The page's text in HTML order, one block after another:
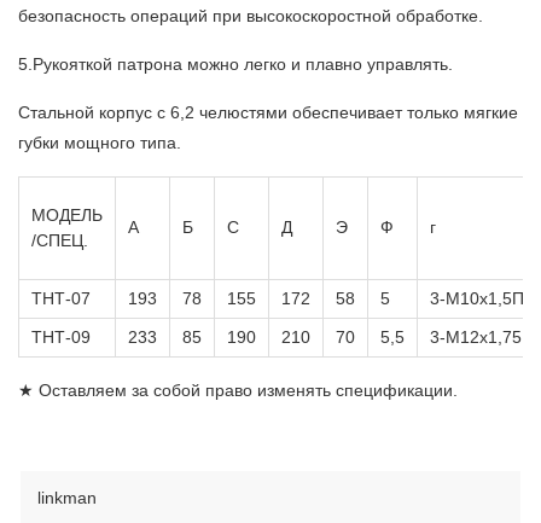
безопасность операций при высокоскоростной обработке.
5.Рукояткой патрона можно легко и плавно управлять.
Стальной корпус с 6,2 челюстями обеспечивает только мягкие
губки мощного типа.
МОДЕЛЬ
/СПЕЦ.
А Б С Д Э Ф г
ТНТ-07 193 78 155 172 58 5
3-М10х1,5П
ТНТ-09
233 85 190 210 70 5,5 3-М12х1,75П
★ Оставляем за собой право изменять спецификации.